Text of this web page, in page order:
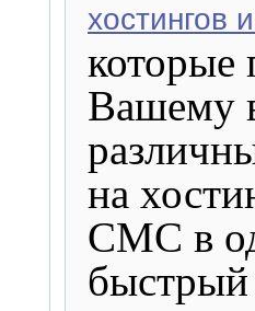
хостингов
которые
Вашему
на
СМС в
быстрый